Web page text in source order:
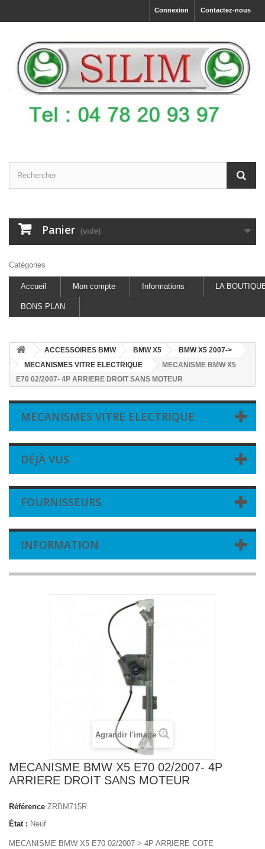
Contactez-nous
Connexion
Panier (vide)
Catégories
Accueil Mon compte Informations LA
BONS PLAN
ACCESSOIRES BMW BMW X5
BMW X5 2007->
MECANISMES VITRE ELECTRIQUE
MECANISME BMW X5
E70 02/2007- 4P ARRIERE DROIT SANS MOTEUR
MECANISMES VITRE ELECTRIQUE
DÉJÀ VUS
FOURNISSEURS
INFORMATION
Agrandir l'image
MECANISME BMW X5 E70 02/2007- 4P
ARRIERE DROIT SANS MOTEUR
Référence ZRBM715R
État : Neuf
MECANISME BMW X5 E70 02/2007-> 4P ARRIERE COTE